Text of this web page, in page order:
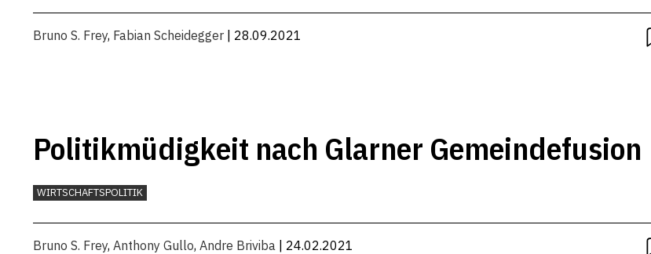
Bruno S. Frey, Fabian Scheidegger | 28.09.2021
Politikmüdigkeit nach Glarner Gemeindefusion
WIRTSCHAFTSPOLITIK
Bruno S. Frey, Anthony Gullo, Andre Briviba | 24.02.2021